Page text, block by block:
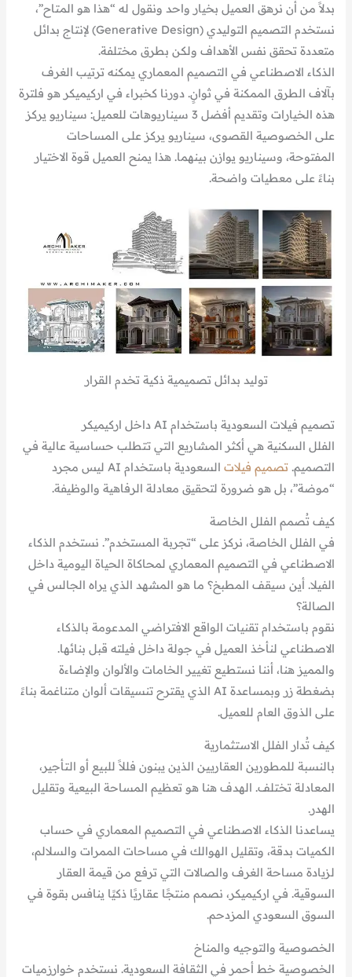
بدلاً من أن نرهق العميل بخيار واحد ونقول له “هذا هو المتاح”،
نستخدم التصميم التوليدي (Generative Design) لإنتاج بدائل
متعددة تحقق نفس الأهداف ولكن بطرق مختلفة.
الذكاء الاصطناعي في التصميم المعماري يمكنه ترتيب الغرف
بآلاف الطرق الممكنة في ثوانٍ. دورنا كخبراء في اركيميكر هو فلترة
هذه الخيارات وتقديم أفضل 3 سيناريوهات للعميل: سيناريو يركز
على الخصوصية القصوى، سيناريو يركز على المساحات
المفتوحة، وسيناريو يوازن بينهما. هذا يمنح العميل قوة الاختيار
بناءً على معطيات واضحة.
توليد بدائل تصميمية ذكية تخدم القرار
تصميم فيلات السعودية باستخدام AI داخل اركيميكر
الفلل السكنية هي أكثر المشاريع التي تتطلب حساسية عالية في
التصميم.تصميم فيلات
السعودية باستخدام AI ليس مجرد
“موضة”، بل هو ضرورة لتحقيق معادلة الرفاهية والوظيفة.
كيف تُصمم الفلل الخاصة
في الفلل الخاصة، نركز على “تجربة المستخدم”. نستخدم الذكاء
الاصطناعي في التصميم المعماري لمحاكاة الحياة اليومية داخل
الفيلا. أين سيقف المطبخ؟ ما هو المشهد الذي يراه الجالس في
الصالة؟
نقوم باستخدام تقنيات الواقع الافتراضي المدعومة بالذكاء
الاصطناعي لنأخذ العميل في جولة داخل فيلته قبل بنائها.
والمميز هنا، أننا نستطيع تغيير الخامات والألوان والإضاءة
بضغطة زر وبمساعدة AI الذي يقترح تنسيقات ألوان متناغمة بناءً
على الذوق العام للعميل.
كيف تُدار الفلل الاستثمارية
بالنسبة للمطورين العقاريين الذين يبنون فللاً للبيع أو التأجير،
المعادلة تختلف. الهدف هنا هو تعظيم المساحة البيعية وتقليل
الهدر.
يساعدنا الذكاء الاصطناعي في التصميم المعماري في حساب
الكميات بدقة، وتقليل الهوالك في مساحات الممرات والسلالم،
لزيادة مساحة الغرف والصالات التي ترفع من قيمة العقار
السوقية. في اركيميكر، نصمم منتجًا عقاريًا ذكيًا ينافس بقوة في
السوق السعودي المزدحم.
الخصوصية والتوجيه والمناخ
الخصوصية خط أحمر في الثقافة السعودية. نستخدم خوارزميات